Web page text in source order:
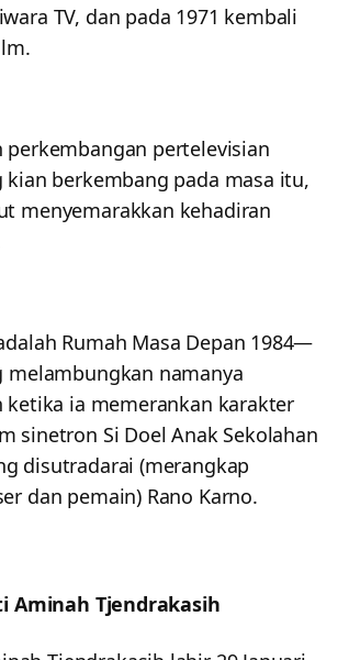
TV, dan pada 1971 kembali
perkembangan pertelevisian
kian berkembang pada masa itu,
menyemarakkan kehadiran
Rumah Masa Depan 1984—
melambungkan namanya
ketika ia memerankan karakter
sinetron Si Doel Anak Sekolahan
disutradarai (merangkap
dan pemain) Rano Karno.
Aminah Tjendrakasih